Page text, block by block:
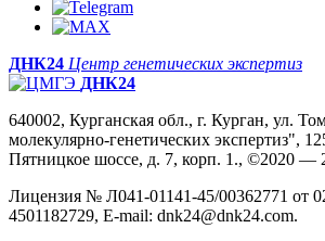
ДНК24 Центр генетических экспертиз
ДНК24
640002, Курганская обл., г. Курган, ул.
молекулярно-генетических экспертиз",
Пятницкое шоссе, д. 7, корп. 1., ©2020 —
Лицензия № Л041-01141-45/00362771 от
4501182729, E-mail: dnk24@dnk24.com.